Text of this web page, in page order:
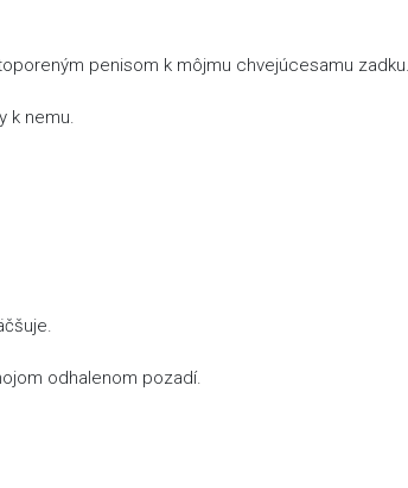
penisom k môjmu chvejúcesamu
k nemu.
odhalenom pozadí.